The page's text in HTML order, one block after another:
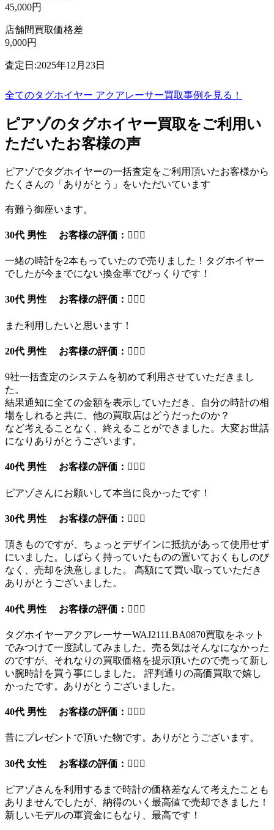
45,000円
店舗間買取価格差
9,000円
査定日:2025年12月23日
全てのタグホイヤー アクアレーサー買取事例を見る！
ピアゾのタグホイヤー買取をご利用い
ただいたお客様の声
ピアゾでタグホイヤーの一括査定をご利用頂いたお客様から
たくさんの「ありがとう」をいただいています
有難う御座います。
30代 男性 お客様の評価：
一緒の時計を2本もっていたので売りました！タグホイヤー
でしたが今までにない換金率でびっくりです！
30代 男性 お客様の評価：
また利用したいと思います！
20代 男性 お客様の評価：
9社一括査定のシステムを初めて利用させていただきまし
た。
結果通知に全ての金額を表示していただき、自分の時計の相
場をしれると共に、他の買取店はどうだったのか？
など考えることなく、終えることができました。大変お世話
になりありがとうございます。
40代 男性 お客様の評価：
ピアゾさんにお願いして本当に良かったです！
30代 男性 お客様の評価：
頂きものですが、ちょっとデザインに抵抗があって使用せず
にいました。しばらく持っていたものの置いておくもしのび
なく、売却を決意しました。 高額にて買い取っていただき
ありがとうございました。
40代 男性 お客様の評価：
タグホイヤーアクアレーサーWAJ2111.BA0870買取をネット
でみつけて一度試してみました。売る気はそんなになかった
のですが、それなりの買取価格を提示頂いたので売って新し
い腕時計を買う事にしました。 評判通りの高価買取で嬉し
かったです。ありがとうございました。
40代 男性 お客様の評価：
昔にプレゼントで頂いた物です。ありがとうございます。
30代 女性 お客様の評価：
ピアゾさんを利用するまで時計の価格差なんて考えたことも
ありませんでしたが、納得のいく最高値で売却できました！
新しいモデルの軍資金にもなり、最高です！